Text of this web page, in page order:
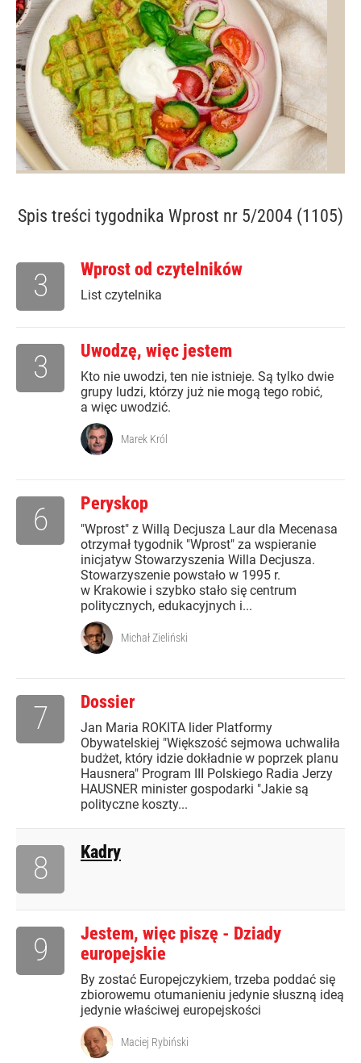
Spis treści tygodnika Wprost nr 5/2004 (1105)
Wprost od czytelników
List czytelnika
3
Uwodzę, więc jestem
Kto nie uwodzi, ten nie istnieje. Są tylko dwie
grupy ludzi, którzy już nie mogą tego robić,
a więc uwodzić.
3
Marek Król
Peryskop
"Wprost" z Willą Decjusza Laur dla Mecenasa
otrzymał tygodnik "Wprost" za wspieranie
inicjatyw Stowarzyszenia Willa Decjusza.
Stowarzyszenie powstało w 1995 r.
w Krakowie i szybko stało się centrum
politycznych, edukacyjnych i...
6
Michał Zieliński
Dossier
Jan Maria ROKITA lider Platformy
Obywatelskiej "Większość sejmowa uchwaliła
budżet, który idzie dokładnie w poprzek planu
Hausnera" Program III Polskiego Radia Jerzy
HAUSNER minister gospodarki "Jakie są
polityczne koszty...
7
Kadry
8
Jestem, więc piszę - Dziady
europejskie
By zostać Europejczykiem, trzeba poddać się
zbiorowemu otumanieniu jedynie słuszną ideą
jedynie właściwej europejskości
9
Maciej Rybiński